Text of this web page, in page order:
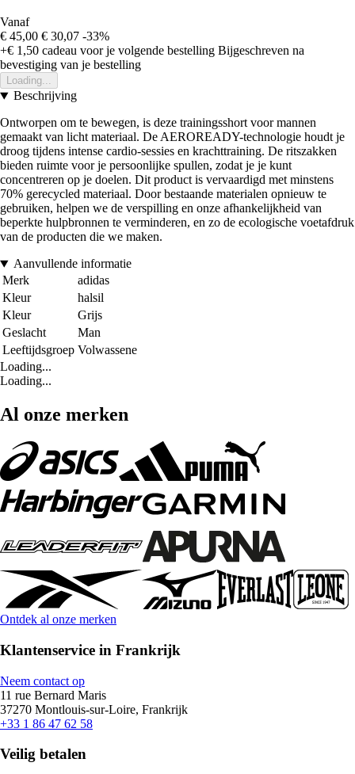
Vanaf
€ 45,00 € 30,07 -33%
+€ 1,50 cadeau voor je volgende bestelling Bijgeschreven na
bevestiging van je bestelling
Loading...
Beschrijving
Ontworpen om te bewegen, is deze trainingsshort voor mannen
gemaakt van licht materiaal. De AEROREADY-technologie houdt je
droog tijdens intense cardio-sessies en krachttraining. De ritszakken
bieden ruimte voor je persoonlijke spullen, zodat je je kunt
concentreren op je doelen. Dit product is vervaardigd met minstens
70% gerecycled materiaal. Door bestaande materialen opnieuw te
gebruiken, helpen we de verspilling en onze afhankelijkheid van
beperkte hulpbronnen te verminderen, en zo de ecologische voetafdruk
van de producten die we maken.
Aanvullende informatie
Merk
adidas
Kleur
halsil
Kleur
Grijs
Geslacht
Man
Leeftijdsgroep Volwassene
Loading...
Loading...
Al onze merken
Ontdek al onze merken
Klantenservice in Frankrijk
Neem contact op
11 rue Bernard Maris
37270 Montlouis-sur-Loire, Frankrijk
+33 1 86 47 62 58
Veilig betalen